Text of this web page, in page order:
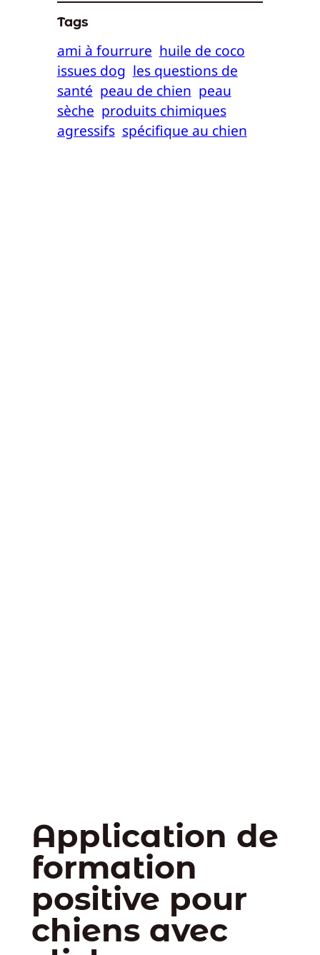
Tags
ami à fourrure huile de coco
issues dog les questions de
santé peau de chien peau
sèche produits chimiques
agressifs spécifique au chien
Application de
formation
positive pour
chiens avec